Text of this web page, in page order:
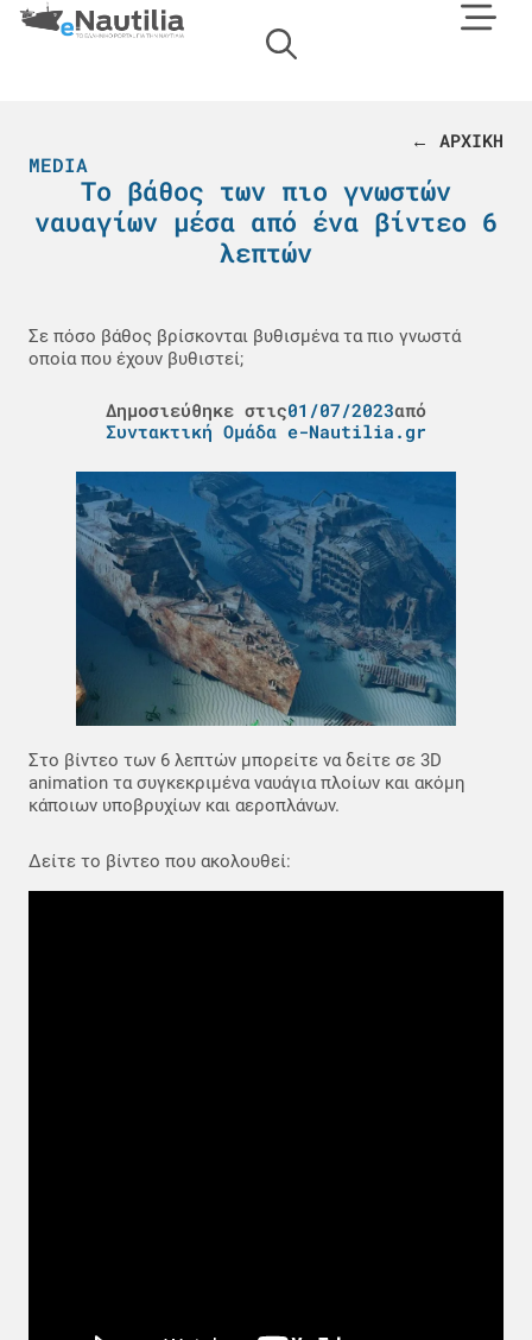
← ΑΡΧΙΚΗ
MEDIA
Το βάθος των πιο γνωστών
ναυαγίων μέσα από ένα βίντεο 6
λεπτών
Σε πόσο βάθος βρίσκονται βυθισμένα τα πιο γνωστά
οποία που έχουν βυθιστεί;
Δημοσιεύθηκε στις01/07/2023από
Συντακτική Ομάδα e-Nautilia.gr
Στο βίντεο των 6 λεπτών μπορείτε να δείτε σε 3D
animation τα συγκεκριμένα ναυάγια πλοίων και ακόμη
κάποιων υποβρυχίων και αεροπλάνων.
Δείτε το βίντεο που ακολουθεί: